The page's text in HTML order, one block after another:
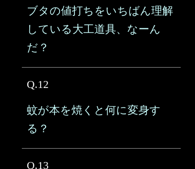
ブタの値打ちをいちばん理解
している大工道具、なーん
だ？
Q.12
蚊が本を焼くと何に変身す
る？
Q.13